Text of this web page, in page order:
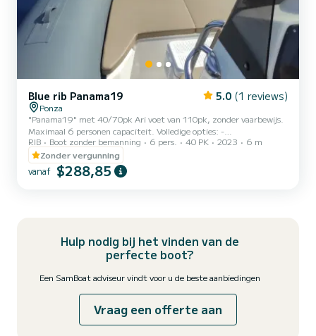
Blue rib Panama19 5.0 (1 reviews)
Ponza
"Panama19" met 40/70pk Ari voet van 110pk, zonder vaarbewijs.
Maximaal 6 personen capaciteit. Volledige opties: -
Achterplatform, - Luifel, - Koelbox, - Kussens, - Douche met zoet
water.
RIB Boot zonder bemanning 6 pers. 40 PK 2023
6 m
Zonder vergunning
vanaf $288,85
Hulp nodig bij het vinden van de
perfecte boot?
Een SamBoat adviseur vindt voor u de beste aanbiedingen
Vraag een offerte aan